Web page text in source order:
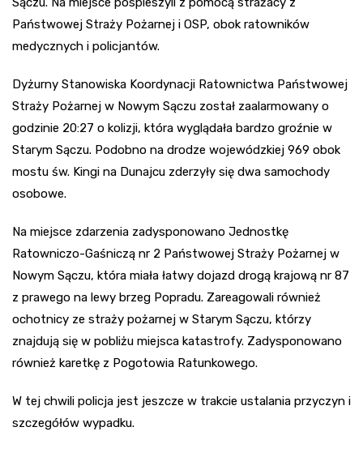
Państwowej Straży Pożarnej i OSP, obok ratowników
medycznych i policjantów.
Dyżurny Stanowiska Koordynacji Ratownictwa Państwowej
Straży Pożarnej w Nowym Sączu został zaalarmowany o
godzinie 20:27 o kolizji, która wyglądała bardzo groźnie w
Starym Sączu. Podobno na drodze wojewódzkiej 969 obok
mostu św. Kingi na Dunajcu zderzyły się dwa samochody
osobowe.
Na miejsce zdarzenia zadysponowano Jednostkę
Ratowniczo-Gaśniczą nr 2 Państwowej Straży Pożarnej w
Nowym Sączu, która miała łatwy dojazd drogą krajową nr 87
z prawego na lewy brzeg Popradu. Zareagowali również
ochotnicy ze straży pożarnej w Starym Sączu, którzy
znajdują się w pobliżu miejsca katastrofy. Zadysponowano
również karetkę z Pogotowia Ratunkowego.
W tej chwili policja jest jeszcze w trakcie ustalania przyczyn i
szczegółów wypadku.